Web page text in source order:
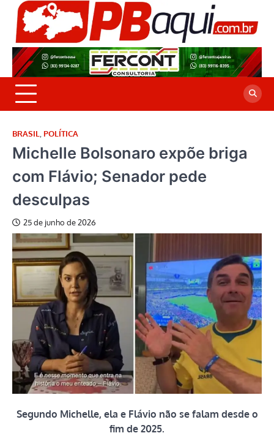
Skip
content
BRASIL POLÍTICA
Michelle Bolsonaro expõe briga
com Flávio; Senador pede
desculpas
25 de junho de 2026
Segundo Michelle, ela e Flávio não se falam desde o
fim de 2025.